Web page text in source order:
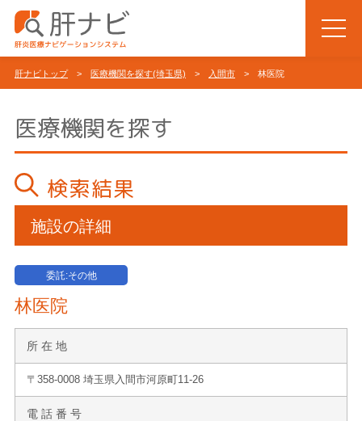
肝ナビトップ> 医療機関を探す(埼玉県) > 入間市 > 林医院
医療機関を探す
検索結果
施設の詳細
委託:その他
林医院
所 在 地
〒358-0008 埼玉県入間市河原町11-26
電 話 番 号